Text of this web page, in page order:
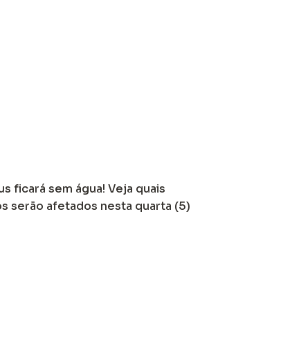
ficará sem água! Veja quais
serão afetados nesta quarta (5)